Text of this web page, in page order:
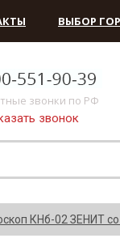
ВЫБОР
звонки по РФ
звонок
КНб-02 ЗЕНИТ